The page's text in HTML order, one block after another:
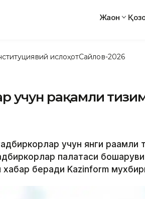
Жаҳон
ислоҳотСайлов-2026
учун рақамли
учун янги рақамли
палатаси
беради Kazinform